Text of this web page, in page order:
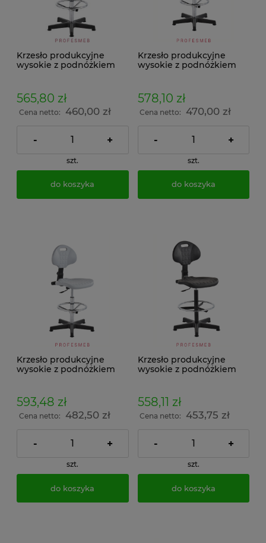
Krzesło produkcyjne
wysokie z podnóżkiem
565,80 zł
Cena netto: 460,00 zł
- +
szt.
do koszyka
Krzesło produkcyjne
wysokie z podnóżkiem
578,10 zł
Cena netto: 470,00 zł
- +
szt.
do koszyka
Krzesło produkcyjne
wysokie z podnóżkiem
593,48 zł
Cena netto: 482,50 zł
- +
szt.
do koszyka
Krzesło produkcyjne
wysokie z podnóżkiem
558,11 zł
Cena netto: 453,75 zł
- +
szt.
do koszyka